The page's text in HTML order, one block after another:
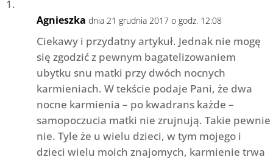
Agnieszka dnia 21 grudnia 2017 o godz. 12:08
Ciekawy i przydatny artykuł. Jednak nie mogę
się zgodzić z pewnym bagatelizowaniem
ubytku snu matki przy dwóch nocnych
karmieniach. W tekście podaje Pani, że dwa
nocne karmienia – po kwadrans każde –
samopoczucia matki nie zrujnują. Takie pewnie
nie. Tyle że u wielu dzieci, w tym mojego i
dzieci wielu moich znajomych, karmienie trwa